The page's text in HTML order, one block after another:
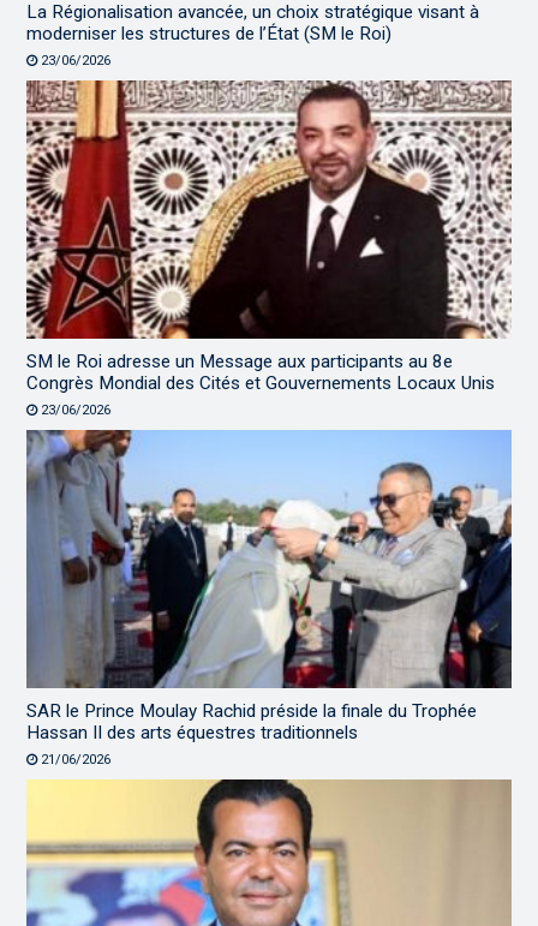
La Régionalisation avancée, un choix stratégique visant à
moderniser les structures de l’État (SM le Roi)
23/06/2026
SM le Roi adresse un Message aux participants au 8e
Congrès Mondial des Cités et Gouvernements Locaux Unis
23/06/2026
SAR le Prince Moulay Rachid préside la finale du Trophée
Hassan II des arts équestres traditionnels
21/06/2026